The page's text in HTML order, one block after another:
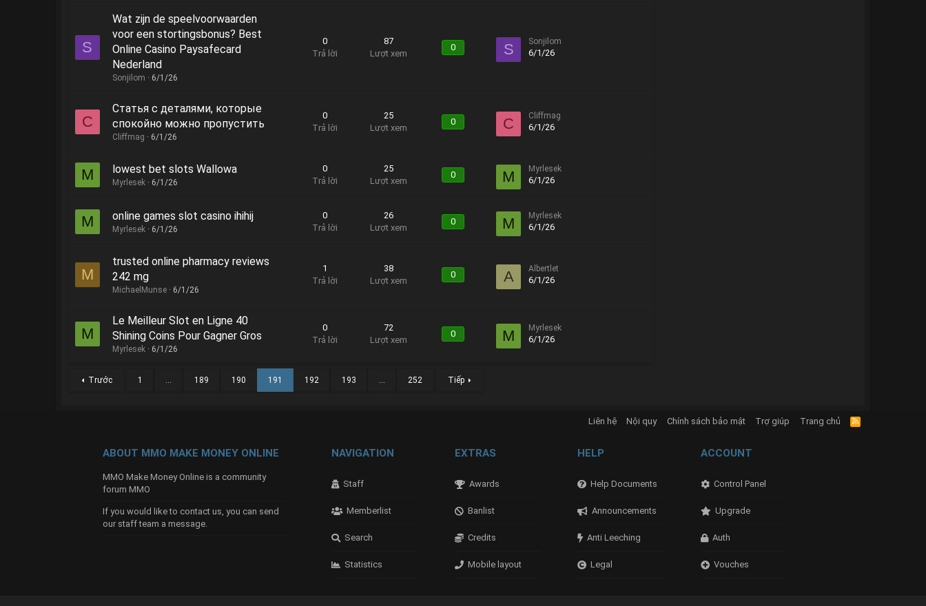
S
Wat zijn de speelvoorwaarden
voor een stortingsbonus? Best
Online Casino Paysafecard
Nederland
Sonjilom 6/1/26
0
Trả lời
87
Lượt xem
0 S Sonjilom
6/1/26
C
Статья с деталями, которые
спокойно можно пропустить
Cliffmag 6/1/26
0
Trả lời
25
Lượt xem
0 C Cliffmag
6/1/26
M lowest bet slots Wallowa
Myrlesek 6/1/26
0
Trả lời
25
Lượt xem
0 M Myrlesek
6/1/26
M online games slot casino ihihij
Myrlesek 6/1/26
0
Trả lời
26
Lượt xem
0 M Myrlesek
6/1/26
M
trusted online pharmacy reviews
242 mg
MichaelMunse 6/1/26
1
Trả lời
38
Lượt xem
0 A Albertlet
6/1/26
M
Le Meilleur Slot en Ligne 40
Shining Coins Pour Gagner Gros
Myrlesek 6/1/26
0
Trả lời
72
Lượt xem
0 M Myrlesek
6/1/26
Trước 1 … 189 190 191 192 193 … 252 Tiếp
Liên hệ Nội quy Chính sách bảo mật Trợ giúp Trang chủ
R
S
ABOUT MMO MAKE MONEY ONLINE
MMO Make Money Online is a community
forum MMO
If you would like to contact us, you can send
our staff team a message.
NAVIGATION
Staff
Memberlist
Search
Statistics
EXTRAS
Awards
Banlist
Credits
Mobile layout
HELP
Help Documents
Announcements
Anti Leeching
Legal
ACCOUNT
Control Panel
Upgrade
Auth
Vouches